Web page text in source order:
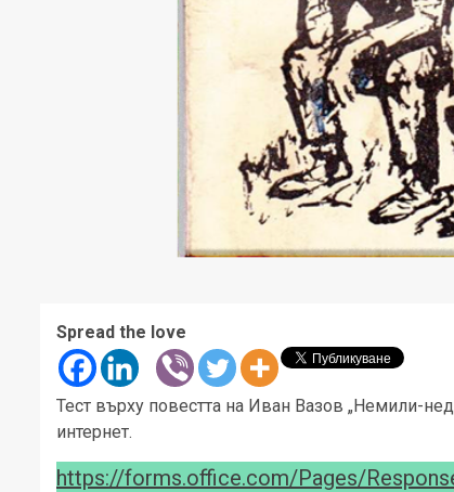
Spread the love
Тест върху повестта на Иван Вазов „Немили-
интернет.
https://forms.office.com/Pages/